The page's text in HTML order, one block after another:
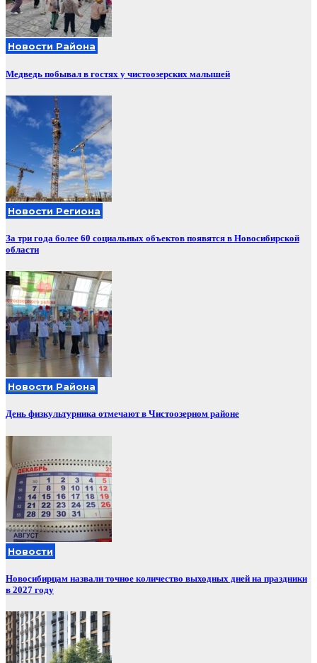
Новости Района
Медведь побывал в гостях у чистоозерских малышей
Новости Региона
За три года более 60 социальных объектов появятся в Новосибирской
области
Новости Района
День физкультурника отмечают в Чистоозерном районе
Новости
Новосибирцам назвали точное количество выходных дней на праздники
в 2027 году